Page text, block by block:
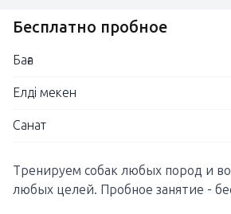
Бесплатно пробное
Баға
Елді мекен
Санат
Тренируем собак любых пород и
любых целей. Пробное занятие -